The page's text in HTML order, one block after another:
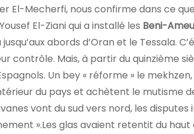
El-Mecherfi, nous confirme dans ce
El-Ziani qui a installé les Beni-
abords d’Oran et le Tessala.
contrôle. Mais, à partir du quinzième
Un bey « réforme » le
du pays et achètent le mutisme
vont du sud vers nord, les disputes
».Les glas avaient retentit du